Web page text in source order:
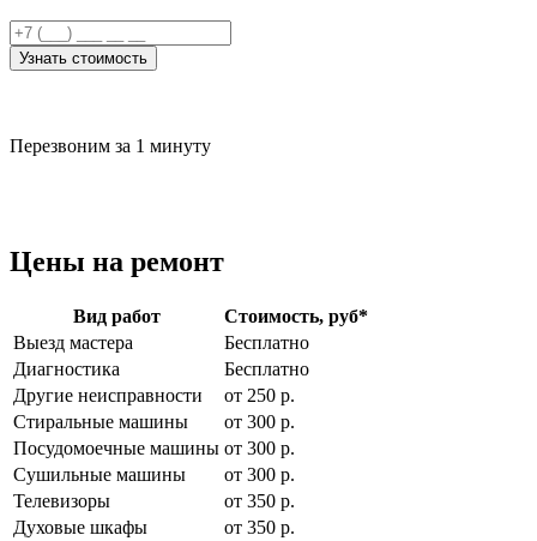
Узнать стоимость
Перезвоним за 1 минуту
Цены на ремонт
Вид работ Стоимость, руб*
Выезд мастера
Бесплатно
Диагностика
Бесплатно
Другие неисправности
от 250 р.
Стиральные машины
от 300 р.
Посудомоечные машины от 300 р.
Сушильные машины
от 300 р.
Телевизоры
от 350 р.
Духовые шкафы
от 350 р.